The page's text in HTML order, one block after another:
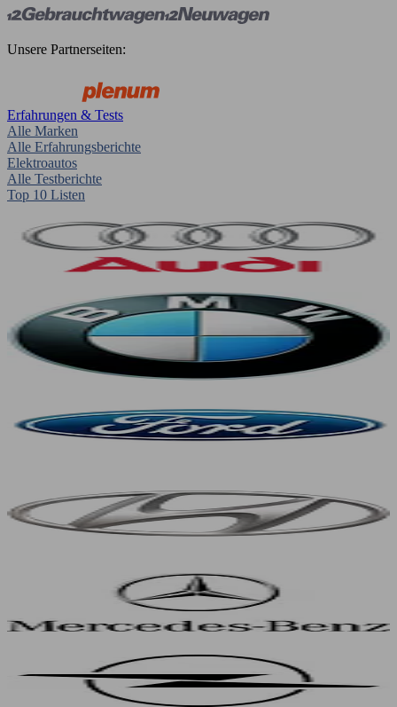
Unsere Partnerseiten:
Erfahrungen & Tests
Alle Marken
Alle Erfahrungsberichte
Elektroautos
Alle Testberichte
Top 10 Listen